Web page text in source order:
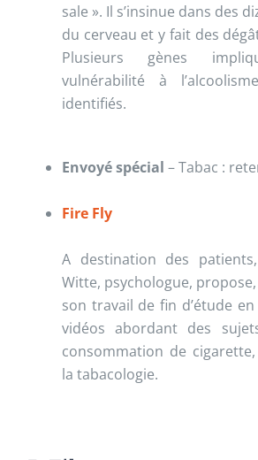
sale ». Il s’insinue dans des
du cerveau et y fait des
Plusieurs gènes
vulnérabilité à
identifiés.
Envoyé spécial – Tabac :
Fire Fly
A destination des
Witte, psychologue,
son travail de fin d’étude
vidéos abordant des
consommation de
la tabacologie.